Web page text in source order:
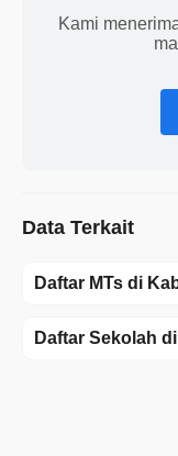
Kami
Data Terkait
Daftar MTs di
Daftar Sekolah